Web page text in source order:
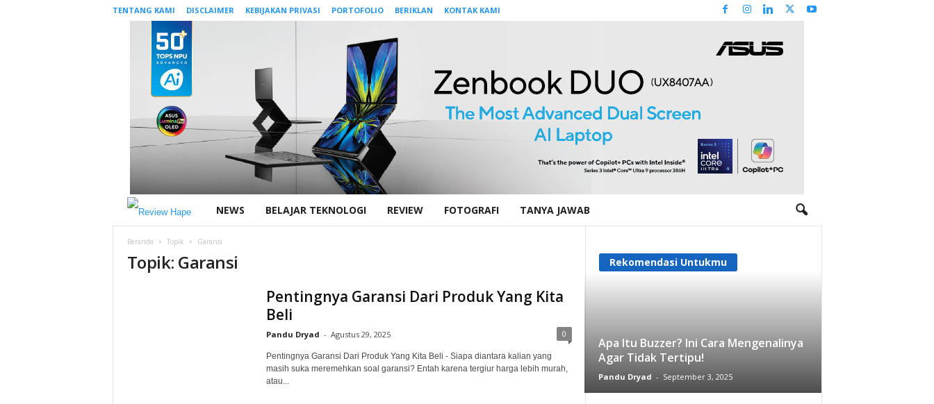
TENTANG KAMI DISCLAIMER KEBIJAKAN PRIVASI PORTOFOLIO BERIKLAN KONTAK KAMI
e
c
NEWS BELAJAR TEKNOLOGI REVIEW FOTOGRAFI TANYA JAWAB
Beranda Topik Garansi
Topik: Garansi
Pentingnya Garansi Dari Produk Yang Kita
Beli
Pandu Dryad - Agustus 29, 2025 0
Pentingnya Garansi Dari Produk Yang Kita Beli - Siapa diantara kalian yang
masih suka meremehkan soal garansi? Entah karena tergiur harga lebih murah,
atau...
Rekomendasi Untukmu
Apa Itu Buzzer? Ini Cara Mengenalinya
Agar Tidak Tertipu!
Pandu Dryad - September 3, 2025